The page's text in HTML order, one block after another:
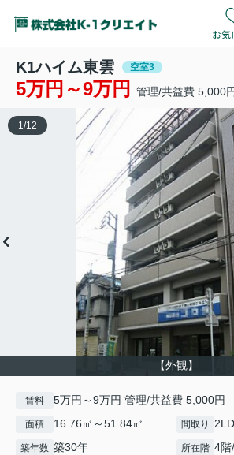
K1ハイム東雲 空室3
5万円～9万円 管理/共益費 5,000
【外観】
1 /12
賃料 5万円～9万円 管理/共益費 5,000円
面積 16.76㎡～51.84㎡ 間取り
築年数 築30年 所在階 4階